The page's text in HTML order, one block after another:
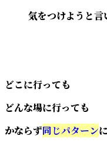
気をつけようと言
どこに行っても
どんな場に行っても
かならず同じパターン